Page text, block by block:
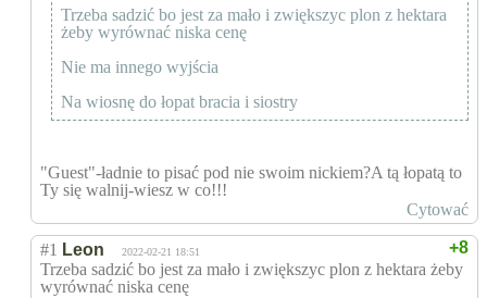
Trzeba sadzić bo jest za mało i zwiększyc plon z hektara
żeby wyrównać niska cenę
Nie ma innego wyjścia
Na wiosnę do łopat bracia i siostry
"Guest"-ładnie to pisać pod nie swoim nickiem?A tą łopatą to
Ty się walnij-wiesz w co!!!
Cytować
+8
#1 Leon 2022-02-21 18:51
Trzeba sadzić bo jest za mało i zwiększyc plon z hektara żeby
wyrównać niska cenę